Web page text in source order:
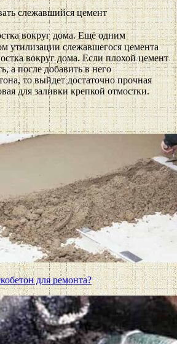
слежавшийся цемент
вокруг дома. Ещё одним
утилизации слежавшегося цемента
вокруг дома. Если плохой цемент
а после добавить в него
то выйдет достаточно прочная
для заливки крепкой отмостки.
для ремонта?